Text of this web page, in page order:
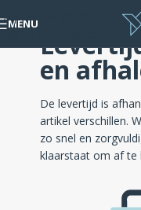
Skip to navigation
Skip to main content
MENU
en
De levertijd is
artikel verschillen.
zo snel en
klaarstaat om af te